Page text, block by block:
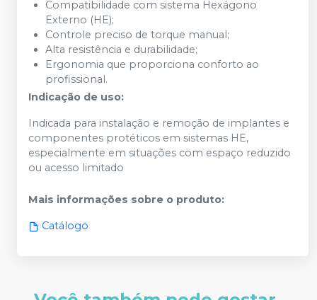
Compatibilidade com sistema Hexágono
Externo (HE);
Controle preciso de torque manual;
Alta resistência e durabilidade;
Ergonomia que proporciona conforto ao
profissional.
Indicação de uso:
Indicada para instalação e remoção de implantes e
componentes protéticos em sistemas HE,
especialmente em situações com espaço reduzido
ou acesso limitado
Mais informações sobre o produto:
Catálogo